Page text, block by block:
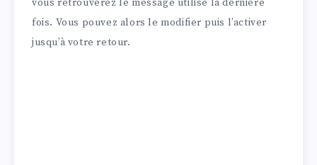
vous retrouverez le message utilisé la dernière
fois. Vous pouvez alors le modifier puis l’activer
jusqu’à votre retour.